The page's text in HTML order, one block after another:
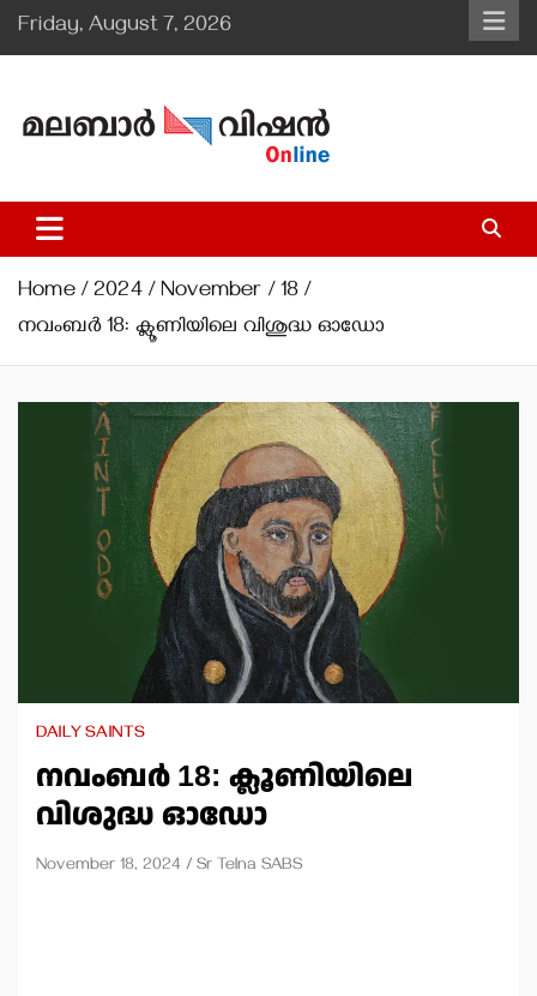
Skip
to
Friday, August 7, 2026
Malabar Vision Online
Illuminating Diocesan News with Divine Clarity.
Home 2024 November
18
നവംബര്‍ 18: ക്ലൂണിയിലെ വിശുദ്ധ ഓഡോ
DAILY SAINTS
നവംബര്‍ 18: ക്ലൂണിയിലെ
വിശുദ്ധ ഓഡോ
November 18, 2024 Sr Telna SABS